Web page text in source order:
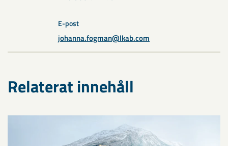
E-post
johanna.fogman@lkab.com
Relaterat innehåll